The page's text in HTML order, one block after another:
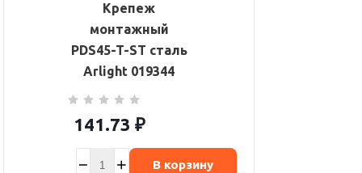
Крепеж
монтажный
PDS45-T-ST сталь
Arlight 019344
141.73 ₽
В корзину